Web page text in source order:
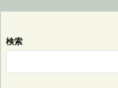
検索